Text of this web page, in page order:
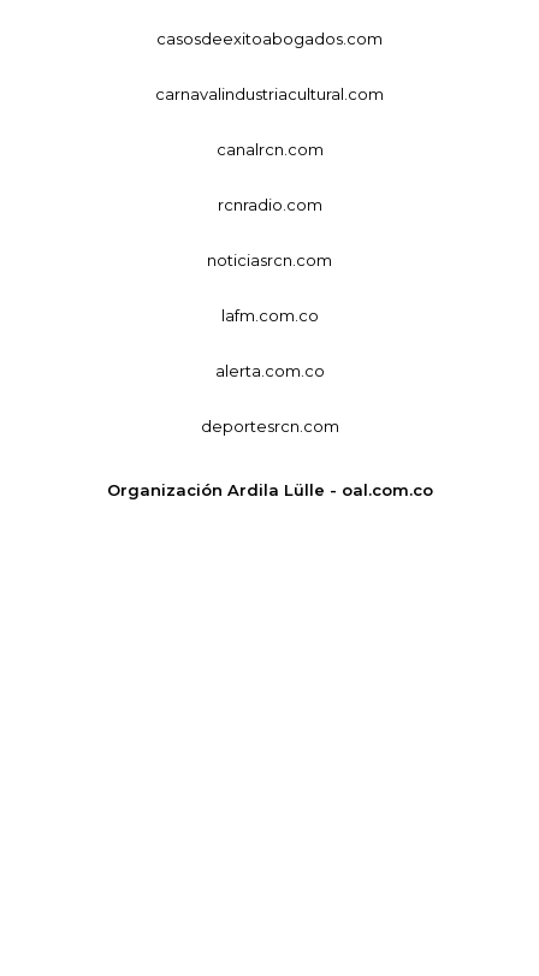
casosdeexitoabogados.com
carnavalindustriacultural.com
canalrcn.com
rcnradio.com
noticiasrcn.com
lafm.com.co
alerta.com.co
deportesrcn.com
Organización Ardila Lülle - oal.com.co